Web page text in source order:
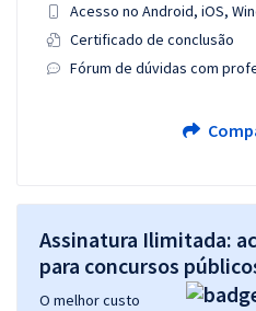
Acesso no Android, iOS,
Certificado de conclusão
Fórum de dúvidas com
Assinatura Ilimitada:
para concursos
O melhor custo